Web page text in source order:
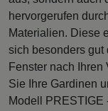
hervorgerufen
Materialien. Diese
sich besonders gut
Fenster nach
Sie Ihre Gardinen
Modell PRESTIGE